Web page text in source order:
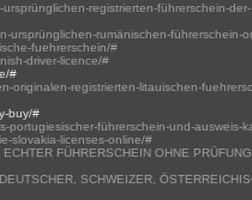
registrierten-führerschein-der-
ursprünglichen-rumänischen-führerschein-
fuehrerschein/#
driver-licence/#
#
originalen-registrierten-litauischen-
buy/#
portugiesischer-führerschein-und-ausweis-
slovakia-licenses-online/#
FÜHRERSCHEIN OHNE
SCHWEIZER,